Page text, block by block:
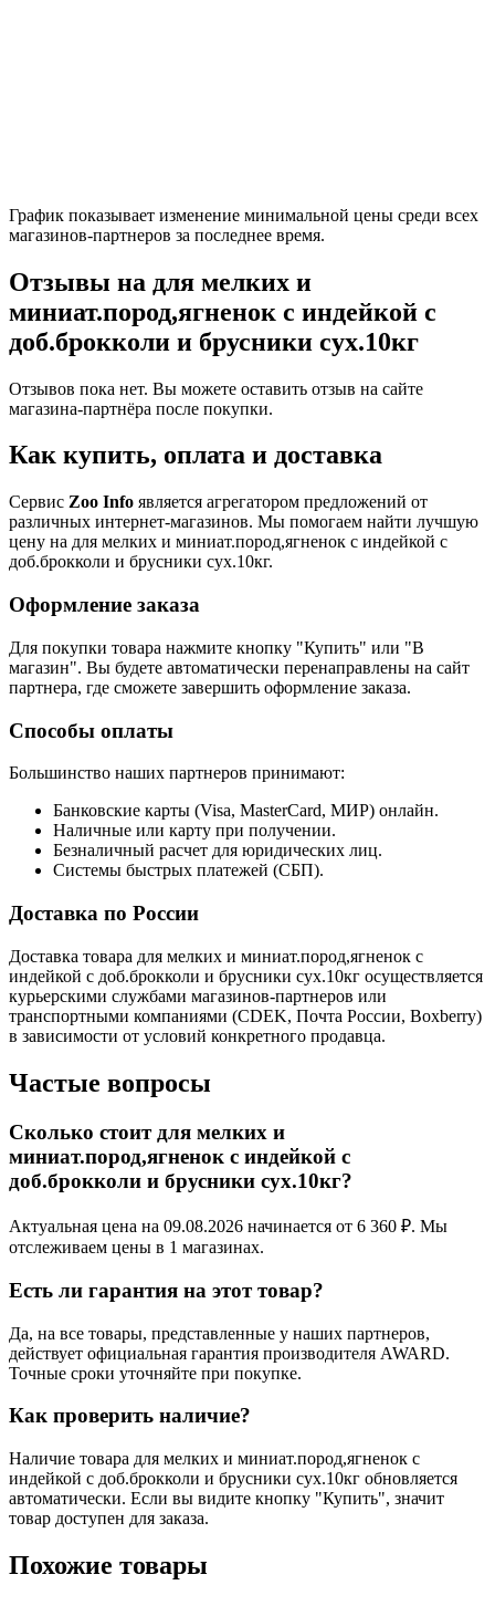
График показывает изменение минимальной цены среди всех
магазинов-партнеров за последнее время.
Отзывы на для мелких и
миниат.пород,ягненок с индейкой с
доб.брокколи и брусники сух.10кг
Отзывов пока нет. Вы можете оставить отзыв на сайте
магазина-партнёра после покупки.
Как купить, оплата и доставка
Сервис Zoo Info является агрегатором предложений от
различных интернет-магазинов. Мы помогаем найти лучшую
цену на для мелких и миниат.пород,ягненок с индейкой с
доб.брокколи и брусники сух.10кг.
Оформление заказа
Для покупки товара нажмите кнопку "Купить" или "В
магазин". Вы будете автоматически перенаправлены на сайт
партнера, где сможете завершить оформление заказа.
Способы оплаты
Большинство наших партнеров принимают:
Банковские карты (Visa, MasterCard, МИР) онлайн.
Наличные или карту при получении.
Безналичный расчет для юридических лиц.
Системы быстрых платежей (СБП).
Доставка по России
Доставка товара для мелких и миниат.пород,ягненок с
индейкой с доб.брокколи и брусники сух.10кг осуществляется
курьерскими службами магазинов-партнеров или
транспортными компаниями (CDEK, Почта России, Boxberry)
в зависимости от условий конкретного продавца.
Частые вопросы
Сколько стоит для мелких и
миниат.пород,ягненок с индейкой с
доб.брокколи и брусники сух.10кг?
Актуальная цена на 09.08.2026 начинается от 6 360 ₽. Мы
отслеживаем цены в 1 магазинах.
Есть ли гарантия на этот товар?
Да, на все товары, представленные у наших партнеров,
действует официальная гарантия производителя AWARD.
Точные сроки уточняйте при покупке.
Как проверить наличие?
Наличие товара для мелких и миниат.пород,ягненок с
индейкой с доб.брокколи и брусники сух.10кг обновляется
автоматически. Если вы видите кнопку "Купить", значит
товар доступен для заказа.
Похожие товары